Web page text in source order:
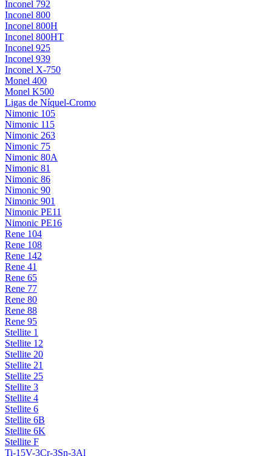
Inconel 792
Inconel 800
Inconel 800H
Inconel 800HT
Inconel 925
Inconel 939
Inconel X-750
Monel 400
Monel K500
Ligas de Níquel-Cromo
Nimonic 105
Nimonic 115
Nimonic 263
Nimonic 75
Nimonic 80A
Nimonic 81
Nimonic 86
Nimonic 90
Nimonic 901
Nimonic PE11
Nimonic PE16
Rene 104
Rene 108
Rene 142
Rene 41
Rene 65
Rene 77
Rene 80
Rene 88
Rene 95
Stellite 1
Stellite 12
Stellite 20
Stellite 21
Stellite 25
Stellite 3
Stellite 4
Stellite 6
Stellite 6B
Stellite 6K
Stellite F
Ti-15V-3Cr-3Sn-3Al